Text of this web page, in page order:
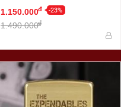
1.150.000đ -23%
1.490.000đ